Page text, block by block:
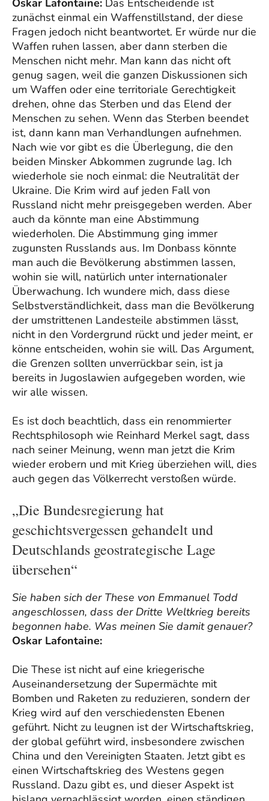
Oskar Lafontaine: Das Entscheidende ist
zunächst einmal ein Waffenstillstand, der diese
Fragen jedoch nicht beantwortet. Er würde nur die
Waffen ruhen lassen, aber dann sterben die
Menschen nicht mehr. Man kann das nicht oft
genug sagen, weil die ganzen Diskussionen sich
um Waffen oder eine territoriale Gerechtigkeit
drehen, ohne das Sterben und das Elend der
Menschen zu sehen. Wenn das Sterben beendet
ist, dann kann man Verhandlungen aufnehmen.
Nach wie vor gibt es die Überlegung, die den
beiden Minsker Abkommen zugrunde lag. Ich
wiederhole sie noch einmal: die Neutralität der
Ukraine. Die Krim wird auf jeden Fall von
Russland nicht mehr preisgegeben werden. Aber
auch da könnte man eine Abstimmung
wiederholen. Die Abstimmung ging immer
zugunsten Russlands aus. Im Donbass könnte
man auch die Bevölkerung abstimmen lassen,
wohin sie will, natürlich unter internationaler
Überwachung. Ich wundere mich, dass diese
Selbstverständlichkeit, dass man die Bevölkerung
der umstrittenen Landesteile abstimmen lässt,
nicht in den Vordergrund rückt und jeder meint, er
könne entscheiden, wohin sie will. Das Argument,
die Grenzen sollten unverrückbar sein, ist ja
bereits in Jugoslawien aufgegeben worden, wie
wir alle wissen.
Es ist doch beachtlich, dass ein renommierter
Rechtsphilosoph wie Reinhard Merkel sagt, dass
nach seiner Meinung, wenn man jetzt die Krim
wieder erobern und mit Krieg überziehen will, dies
auch gegen das Völkerrecht verstoßen würde.
„Die Bundesregierung hat
geschichtsvergessen gehandelt und
Deutschlands geostrategische Lage
übersehen“
Sie haben sich der These von Emmanuel Todd
angeschlossen, dass der Dritte Weltkrieg bereits
begonnen habe. Was meinen Sie damit genauer?
Oskar Lafontaine:
Die These ist nicht auf eine kriegerische
Auseinandersetzung der Supermächte mit
Bomben und Raketen zu reduzieren, sondern der
Krieg wird auf den verschiedensten Ebenen
geführt. Nicht zu leugnen ist der Wirtschaftskrieg,
der global geführt wird, insbesondere zwischen
China und den Vereinigten Staaten. Jetzt gibt es
einen Wirtschaftskrieg des Westens gegen
Russland. Dazu gibt es, und dieser Aspekt ist